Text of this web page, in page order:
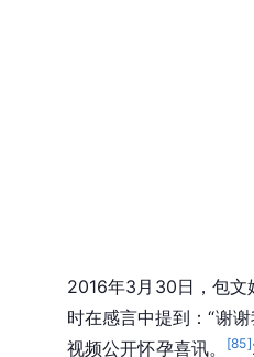
2016年3月30日，包文
时在感言中提到：“谢
视频公开怀孕喜讯。
[85]